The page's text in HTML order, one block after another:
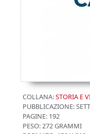
COLLANA:STORIA E
PUBBLICAZIONE:
PAGINE: 192
PESO: 272 GRAMMI